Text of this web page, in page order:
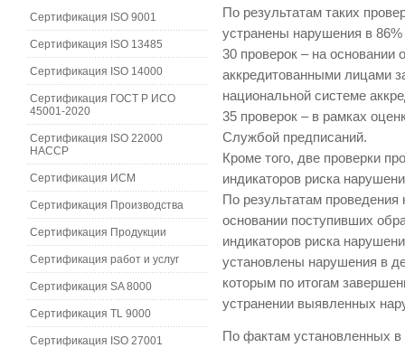
По результатам таких
устранены нарушения в
30 проверок – на
аккредитованными лицами
национальной системе
35 проверок – в рамках
Службой предписаний.
Кроме того, две проверки
индикаторов риска
По результатам
основании поступивших
индикаторов риска
установлены нарушения в
которым по итогам
устранении выявленных
По фактам установленных
Сертификация ISO 9001
Сертификация ISO 13485
Сертификация ISO 14000
Сертификация ГОСТ Р ИСО
45001-2020
Сертификация ISO 22000
HACCP
Сертификация ИСМ
Сертификация Производства
Сертификация Продукции
Сертификация работ и услуг
Сертификация SA 8000
Сертификация TL 9000
Сертификация ISO 27001